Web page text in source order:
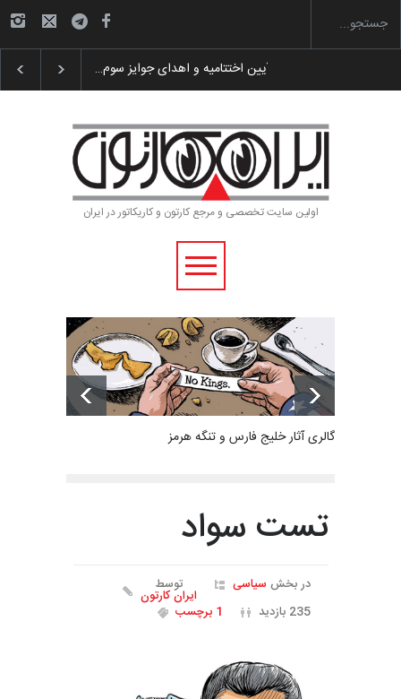
گزارش تصویری آیین اختتامیه و اهدای جوایز سوم…
اولین سایت تخصصی و مرجع کارتون و کاریکاتور در ایران
گالری آثار خلیج فارس و تنگه هرمز
تست سواد
در بخش سیاسی توسط
ایران کارتون
235 بازدید
1 برچسب